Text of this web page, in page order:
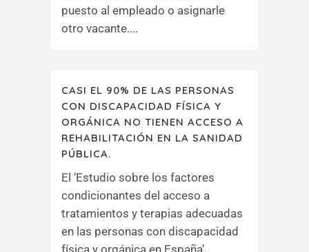
puesto al empleado o asignarle
otro vacante....
CASI EL 90% DE LAS PERSONAS
CON DISCAPACIDAD FÍSICA Y
ORGÁNICA NO TIENEN ACCESO A
REHABILITACIÓN EN LA SANIDAD
PÚBLICA.
El ‘Estudio sobre los factores
condicionantes del acceso a
tratamientos y terapias adecuadas
en las personas con discapacidad
física y orgánica en España’,